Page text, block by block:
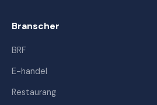
Branscher
BRF
E-handel
Restaurang